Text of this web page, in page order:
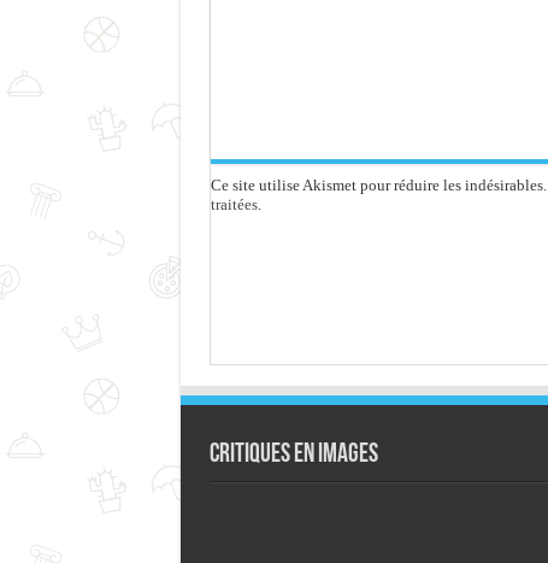
Ce site utilise Akismet pour réduire les indésirables.
traitées.
Critiques en images